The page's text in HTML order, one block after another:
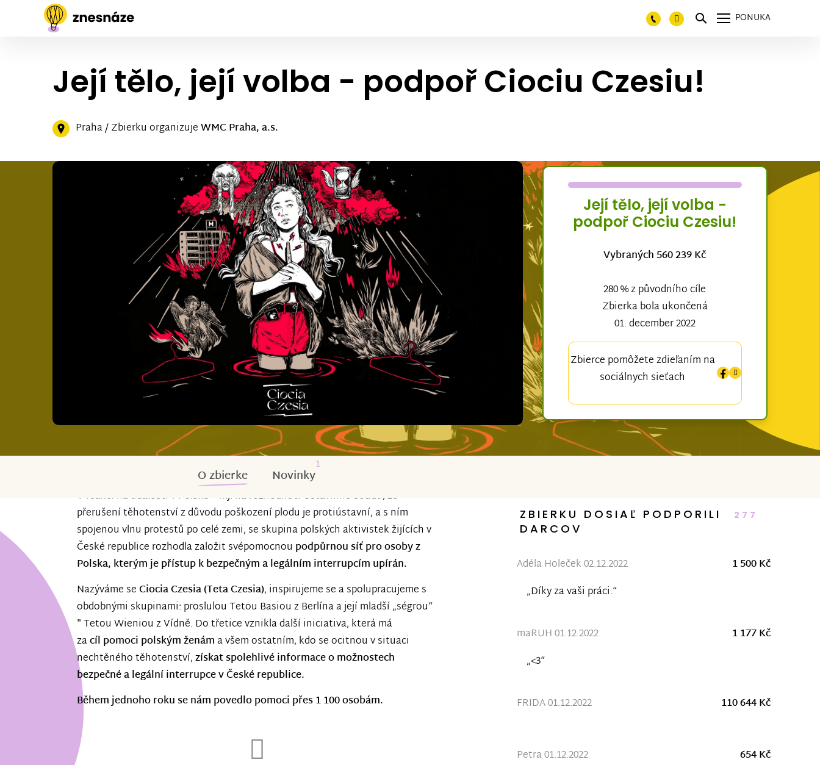
PONUKA
Její tělo, její volba - podpoř Ciociu Czesiu!
Praha / Zbierku organizujeWMC Praha, a.s.
Její tělo, její volba -
podpoř Ciociu Czesiu!
Vybraných 560 239 Kč
280 % z původního cíle
Zbierka bola ukončená
01. december 2022
Zbierce pomôžete zdieľaním na
sociálnych sieťach
O zbierke Novinky
1
V reakci na události v Polsku – mj. na rozhodnutí Ústavního soudu, že
přerušení těhotenství z důvodu poškození plodu je protiústavní, a s ním
spojenou vlnu protestů po celé zemi, se skupina polských aktivistek žijících v
České republice rozhodla založit svépomocnou podpůrnou síť pro osoby z
Polska, kterým je přístup k bezpečným a legálním interrupcím upírán.
Nazýváme seCiocia Czesia (Teta Czesia), inspirujeme se a spolupracujeme s
obdobnými skupinami: proslulou Tetou Basiou z Berlína a její mladší „ségrou“
" Tetou Wieniou z Vídně. Do třetice vznikla další iniciativa, která má
zacíl pomoci polským ženáma všem ostatním, kdo se ocitnou v situaci
nechtěného těhotenství,získat spolehlivé informace o možnostech
bezpečné a legální interrupce v České republice.
Během jednoho roku se nám povedlo pomoci přes 1 100 osobám.
ZBIERKU DOSIAĽ PODPORILI 277
DARCOV
Adéla Holeček 02.12.2022
1 500 Kč
„Díky za vaši práci.“
maRUH 01.12.2022
1 177 Kč
„<3“
FRIDA 01.12.2022 110 644 Kč
Petra 01.12.2022
654 Kč